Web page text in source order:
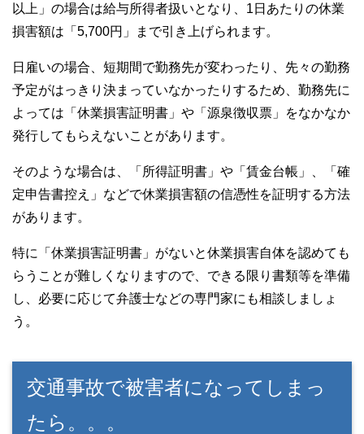
以上」の場合は給与所得者扱いとなり、1日あたりの休業
損害額は「5,700円」まで引き上げられます。
日雇いの場合、短期間で勤務先が変わったり、先々の勤務
予定がはっきり決まっていなかったりするため、勤務先に
よっては「休業損害証明書」や「源泉徴収票」をなかなか
発行してもらえないことがあります。
そのような場合は、「所得証明書」や「賃金台帳」、「確
定申告書控え」などで休業損害額の信憑性を証明する方法
があります。
特に「休業損害証明書」がないと休業損害自体を認めても
らうことが難しくなりますので、できる限り書類等を準備
し、必要に応じて弁護士などの専門家にも相談しましょ
う。
交通事故で被害者になってしまっ
たら。。。